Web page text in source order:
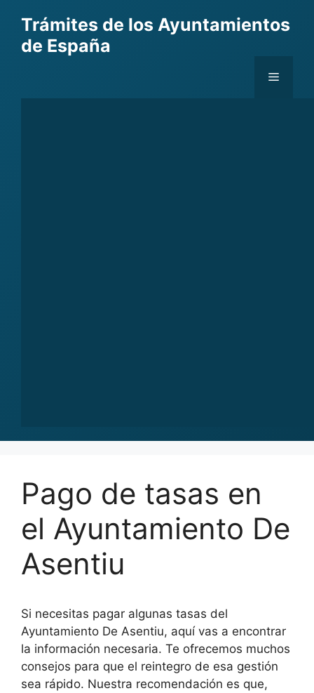
content
Trámites de los Ayuntamientos
de España
Menu
Pago de tasas en
el Ayuntamiento De
Asentiu
Si necesitas pagar algunas tasas del
Ayuntamiento De Asentiu, aquí vas a encontrar
la información necesaria. Te ofrecemos muchos
consejos para que el reintegro de esa gestión
sea rápido. Nuestra recomendación es que,